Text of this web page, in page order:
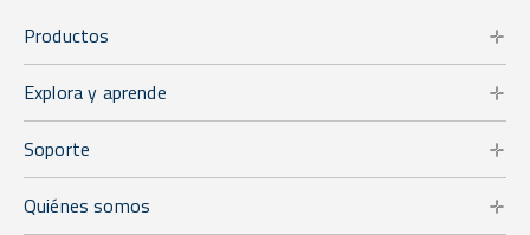
Productos
Explora y aprende
Soporte
Quiénes somos